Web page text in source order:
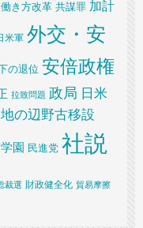
働き方改革 共謀罪 加計
米軍 外交・安
の退位 安倍政権
拉致問題 政局 日米
の辺野古移設
園 民進党 社説
裁選 財政健全化 貿易摩擦